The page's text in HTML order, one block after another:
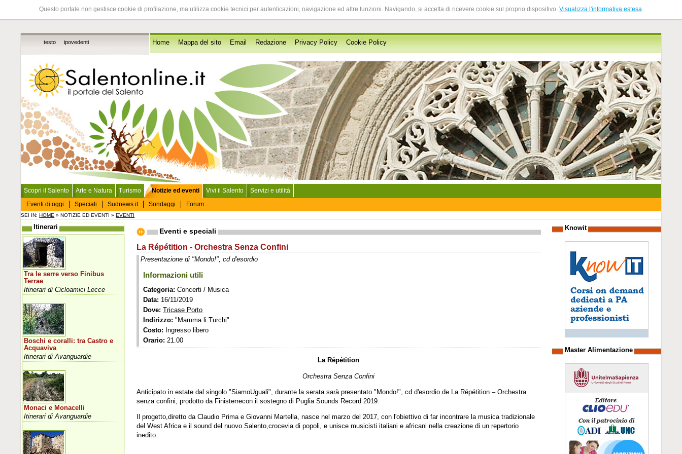
Questo portale non gestisce cookie di profilazione, ma utilizza cookie tecnici per autenticazioni, navigazione ed altre funzioni. Navigando, si accetta di ricevere cookie sul proprio dispositivo. Visualizza l'informativa estesa.
testo ipovedenti Home Mappa del sito Email Redazione Privacy Policy Cookie Policy
Scopri il Salento Arte e Natura Turismo
Notizie ed eventi
Eventi di oggi
Speciali Sudnews.it Sondaggi Forum
Vivi il Salento Servizi e utilità
SEI IN:HOME » NOTIZIE ED EVENTI »EVENTI
Eventi e speciali
La Répétition - Orchestra Senza Confini
Presentazione di "Mondo!", cd d'esordio
Informazioni utili
Categoria: Concerti / Musica
Data: 16/11/2019
Dove: Tricase Porto
Indirizzo: "Mamma li Turchi"
Costo: Ingresso libero
Orario: 21.00
La Répétition
Orchestra Senza Confini
Anticipato in estate dal singolo "SiamoUguali", durante la serata sarà presentato "Mondo!", cd d'esordio de La Répétition – Orchestra
senza confini, prodotto da Finisterrecon il sostegno di Puglia Sounds Record 2019.
Il progetto,diretto da Claudio Prima e Giovanni Martella, nasce nel marzo del 2017, con l'obiettivo di far incontrare la musica tradizionale
del West Africa e il sound del nuovo Salento,crocevia di popoli, e unisce musicisti italiani e africani nella creazione di un repertorio
inedito.
Itinerari
Tra le serre verso Finibus
Terrae
Itinerari di Cicloamici Lecce
Boschi e coralli: tra Castro e
Acquaviva
Itinerari di Avanguardie
Monaci e Monacelli
Itinerari di Avanguardie
Knowit
Master Alimentazione